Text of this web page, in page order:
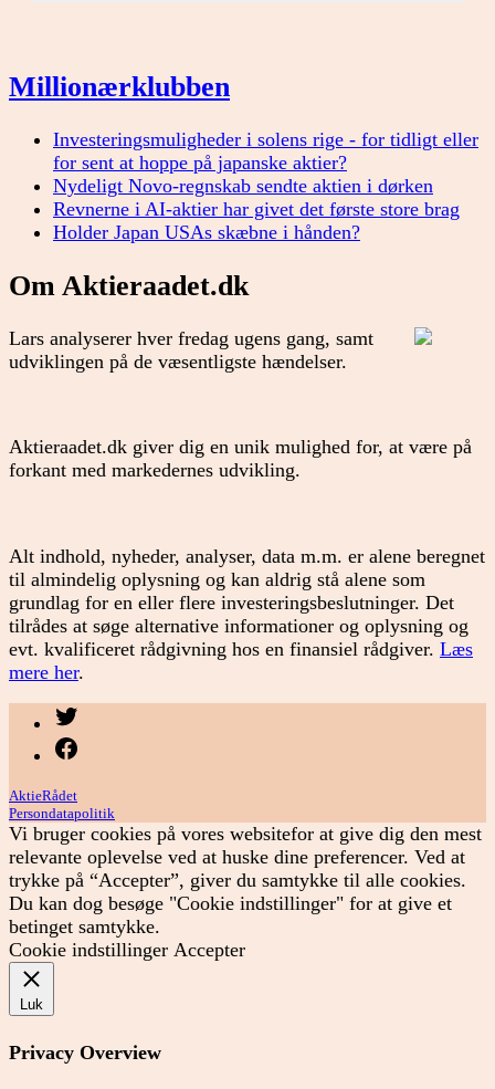
Millionærklubben
Investeringsmuligheder i solens rige - for tidligt eller
for sent at hoppe på japanske aktier?
Nydeligt Novo-regnskab sendte aktien i dørken
Revnerne i AI-aktier har givet det første store brag
Holder Japan USAs skæbne i hånden?
Om Aktieraadet.dk
Lars analyserer hver fredag ugens gang, samt
udviklingen på de væsentligste hændelser.
Aktieraadet.dk giver dig en unik mulighed for, at være på
forkant med markedernes udvikling.
Alt indhold, nyheder, analyser, data m.m. er alene beregnet
til almindelig oplysning og kan aldrig stå alene som
grundlag for en eller flere investeringsbeslutninger. Det
tilrådes at søge alternative informationer og oplysning og
evt. kvalificeret rådgivning hos en finansiel rådgiver. Læs
mere her.
AktieRådet
Persondatapolitik
Vi bruger cookies på vores websitefor at give dig den mest
relevante oplevelse ved at huske dine preferencer. Ved at
trykke på “Accepter”, giver du samtykke til alle cookies.
Du kan dog besøge "Cookie indstillinger" for at give et
betinget samtykke.
Cookie indstillinger Accepter
Luk
Privacy Overview